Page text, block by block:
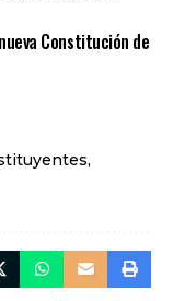
Constitución de